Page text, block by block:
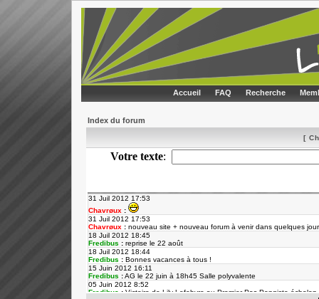
Accueil FAQ Recherche
Index du forum
[